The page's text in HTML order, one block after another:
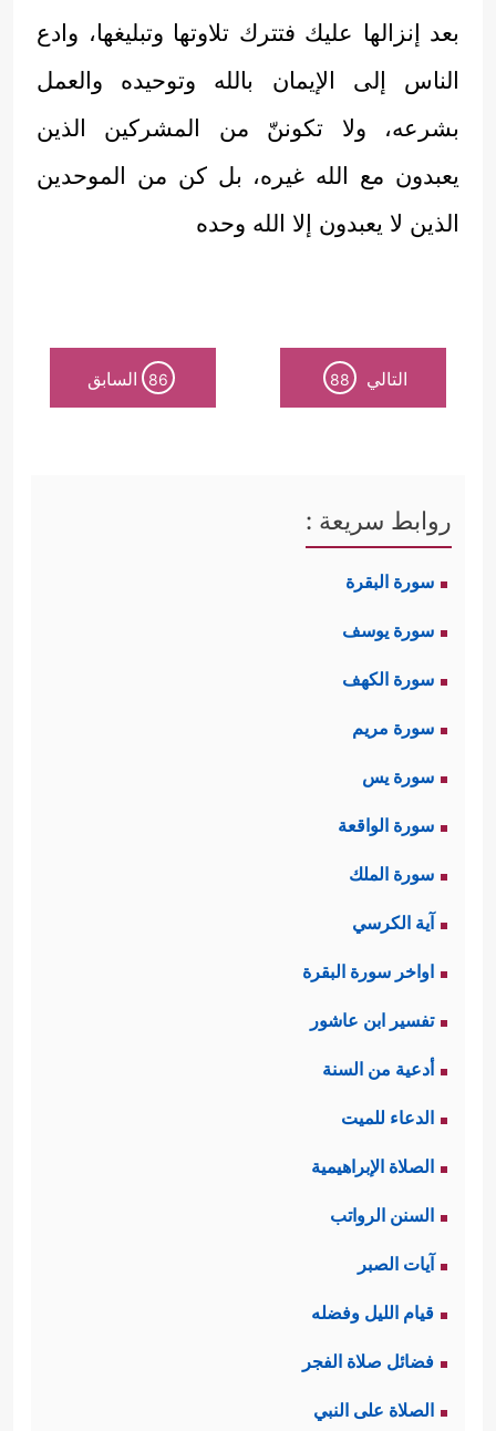
بعد إنزالها عليك فتترك تلاوتها وتبليغها، وادع
الناس إلى الإيمان بالله وتوحيده والعمل
بشرعه، ولا تكوننّ من المشركين الذين
يعبدون مع الله غيره، بل كن من الموحدين
الذين لا يعبدون إلا الله وحده
التالي 88
86 السابق
روابط سريعة :
سورة البقرة
سورة يوسف
سورة الكهف
سورة مريم
سورة يس
سورة الواقعة
سورة الملك
آية الكرسي
اواخر سورة البقرة
تفسير ابن عاشور
أدعية من السنة
الدعاء للميت
الصلاة الإبراهيمية
السنن الرواتب
آيات الصبر
قيام الليل وفضله
فضائل صلاة الفجر
الصلاة على النبي